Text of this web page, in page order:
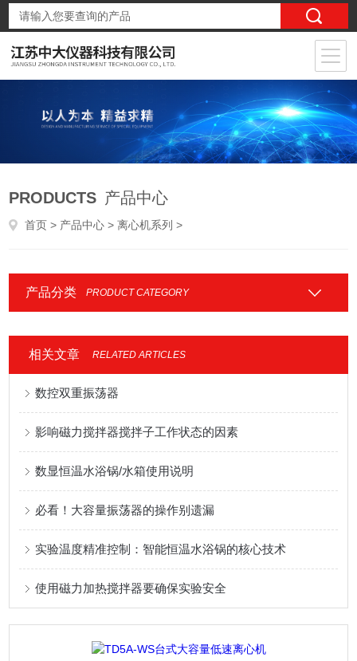
PRODUCTS 产品中心
首页 > 产品中心 >离心机系列 >
产品分类 PRODUCT CATEGORY
相关文章 RELATED ARTICLES
数控双重振荡器
影响磁力搅拌器搅拌子工作状态的因素
数显恒温水浴锅/水箱使用说明
必看！大容量振荡器的操作别遗漏
实验温度精准控制：智能恒温水浴锅的核心技术
使用磁力加热搅拌器要确保实验安全